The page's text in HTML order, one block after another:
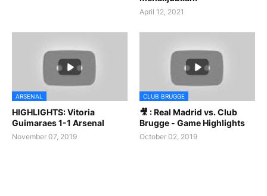
April 12, 2021
ARSENAL
HIGHLIGHTS: Vitoria
Guimaraes 1-1 Arsenal
November 07, 2019
CLUB BRUGGE
🎥 : Real Madrid vs. Club
Brugge - Game Highlights
October 02, 2019